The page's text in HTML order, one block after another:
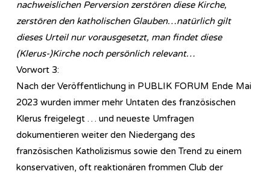
nachweislichen Perversion zerstören diese Kirche,
zerstören den katholischen Glauben…natürlich gilt
dieses Urteil nur vorausgesetzt, man findet diese
(Klerus-)Kirche noch persönlich relevant…
Vorwort 3:
Nach der Veröffentlichung in PUBLIK FORUM Ende Mai
2023 wurden immer mehr Untaten des französischen
Klerus freigelegt … und neueste Umfragen
dokumentieren weiter den Niedergang des
französischen Katholizismus sowie den Trend zu einem
konservativen, oft reaktionären frommen Club der